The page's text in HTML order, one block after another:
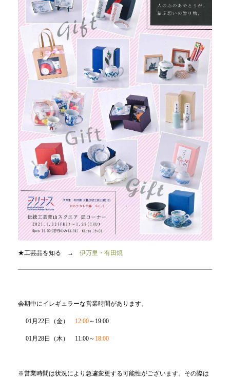
★工芸品を知る → 伊万里・有田焼
会期中にイレギュラーな営業時間があります。
01月22日（金） 12:00～19:00
01月28日（木） 11:00～ 18:00
※営業時間は状況により急遽変更する可能性がございます。その際は